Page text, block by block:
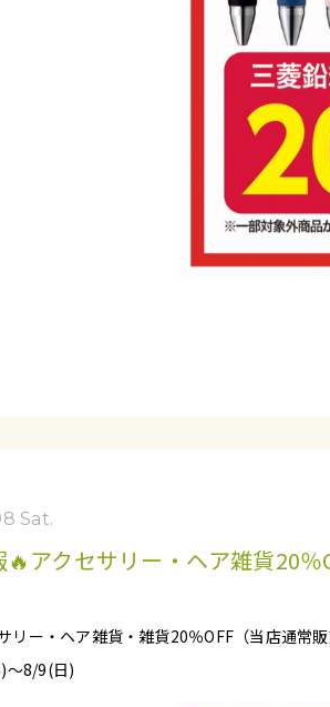
Sat.
🔥アクセサリー・ヘア雑貨20％
リー・ヘア雑貨・雑貨20％OFF（当店通常販
～8/9(日)